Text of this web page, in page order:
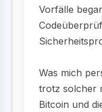
Vorfälle
Was mich
trotz solcher
Bitcoin und